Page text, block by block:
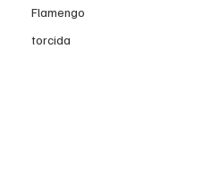
Flamengo
torcida